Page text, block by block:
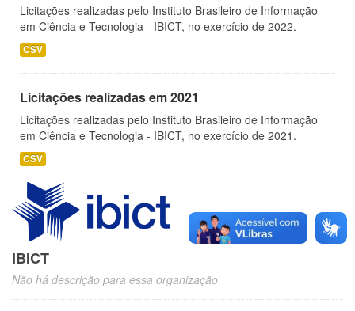
Licitações realizadas pelo Instituto Brasileiro de Informação
em Ciência e Tecnologia - IBICT, no exercício de 2022.
CSV
Licitações realizadas em 2021
Licitações realizadas pelo Instituto Brasileiro de Informação
em Ciência e Tecnologia - IBICT, no exercício de 2021.
CSV
IBICT
Não há descrição para essa organização